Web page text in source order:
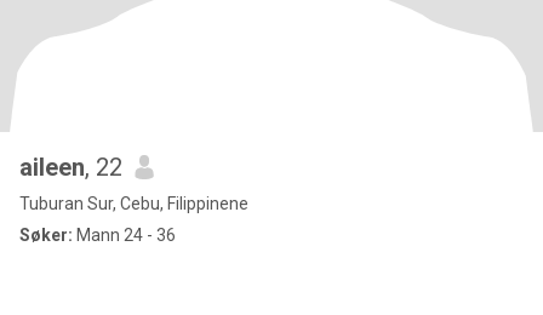
aileen, 22
Tuburan Sur, Cebu, Filippinene
Søker: Mann 24 - 36